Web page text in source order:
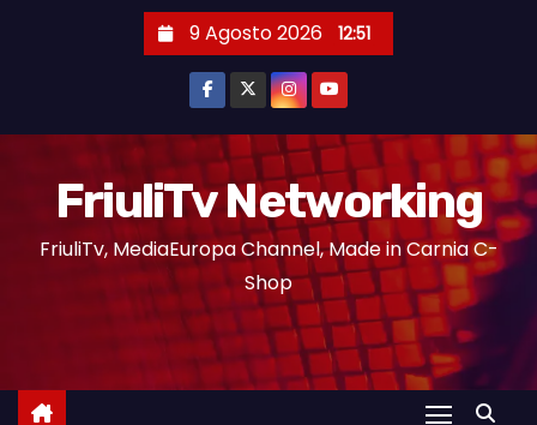
9 Agosto 2026 12:51
FriuliTv Networking
FriuliTv, MediaEuropa Channel, Made in Carnia C-
Shop